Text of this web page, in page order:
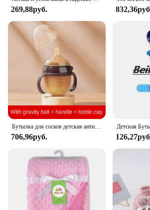
**Performance and Durability**
Our Baby bottle nipples flow set is
comfort and convenience; it's also
performance and durability. The
designed to mimic the natural flow
milk, reducing the risk of choking
flexible texture of the nipples adapts
sucking pattern, promoting a
development. The set is a testament
commitment to providing parents
reliable feeding accessories that
time.
269,88руб.
Бутылка для сосков детская антибактериальная, 250/150 мл
706,96руб.